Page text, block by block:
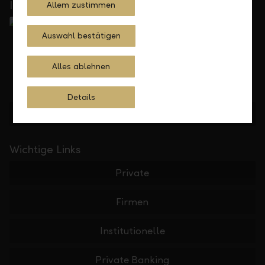
In Ihrer Nähe
Wichtige Links
Private
Firmen
Institutionelle
Private Banking
Allem zustimmen
Auswahl bestätigen
Alles ablehnen
Details